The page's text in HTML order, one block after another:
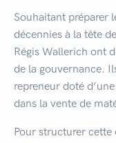
Souhaitant préparer
décennies à la tête
Régis Wallerich ont
de la gouvernance.
repreneur doté
dans la vente de
Pour structurer